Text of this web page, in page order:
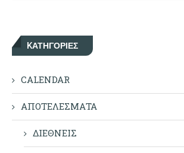
KΑΤΗΓΟΡΊΕΣ
CALENDAR
ΑΠΟΤΕΛΕΣΜΑΤΑ
ΔΙΕΘΝΕΙΣ